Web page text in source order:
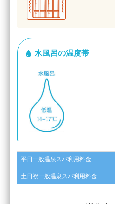
水風呂の温度帯
平日一般温泉スパ利用料金
土日祝一般温泉スパ利用料金